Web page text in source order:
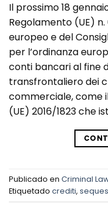
Il prossimo 18
Regolamento (UE)
europeo e del
per l’ordinanza
conti bancari al fine
transfrontaliero dei
commerciale, come
(UE) 2016/1823 che
Publicado en Criminal
Etiquetado crediti,